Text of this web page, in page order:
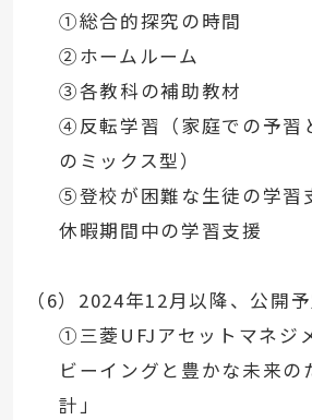
①総合的探究の時間
②ホームルーム
③各教科の補助教材
④反転学習（家庭での予習
のミックス型）
⑤登校が困難な生徒の学
休暇期間中の学習支援
（6）2024年12月以降、公開
①三菱UFJアセットマネジ
ビーイングと豊かな未来の
計」